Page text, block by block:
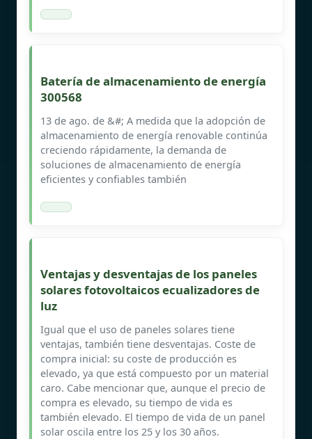
Batería de almacenamiento de energía
300568
13 de ago. de &#; A medida que la adopción de
almacenamiento de energía renovable continúa
creciendo rápidamente, la demanda de
soluciones de almacenamiento de energía
eficientes y confiables también
Ventajas y desventajas de los paneles
solares fotovoltaicos ecualizadores de
luz
Igual que el uso de paneles solares tiene
ventajas, también tiene desventajas. Coste de
compra inicial: su coste de producción es
elevado, ya que está compuesto por un material
caro. Cabe mencionar que, aunque el precio de
compra es elevado, su tiempo de vida es
también elevado. El tiempo de vida de un panel
solar oscila entre los 25 y los 30 años.